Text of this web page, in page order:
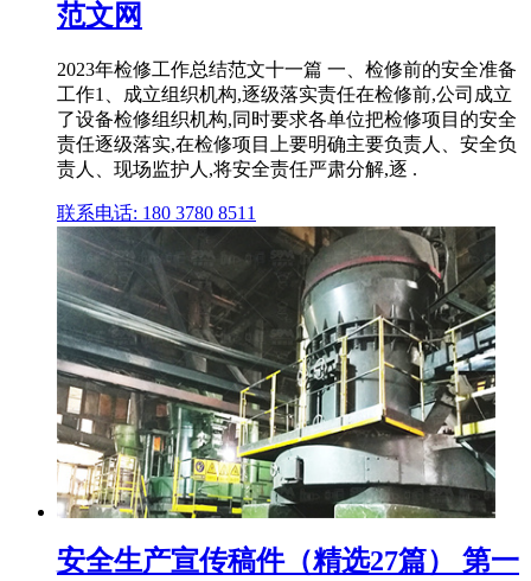
范文网
2023年检修工作总结范文十一篇 一、检修前的安全准备
工作1、成立组织机构,逐级落实责任在检修前,公司成立
了设备检修组织机构,同时要求各单位把检修项目的安全
责任逐级落实,在检修项目上要明确主要负责人、安全负
责人、现场监护人,将安全责任严肃分解,逐 .
联系电话: 180 3780 8511
安全生产宣传稿件（精选27篇） 第一